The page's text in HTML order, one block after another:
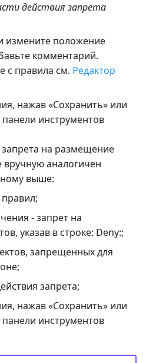
действия запрета
измените положение
комментарий.
с правила см. Редактор
нажав «Сохранить» или
инструментов
на размещение
вручную аналогичен
выше:
- запрет на
указав в строке: Deny:;
запрещенных для
запрета;
нажав «Сохранить» или
инструментов